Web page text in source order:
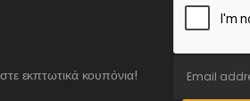
εκπτωτικά κουπόνια!